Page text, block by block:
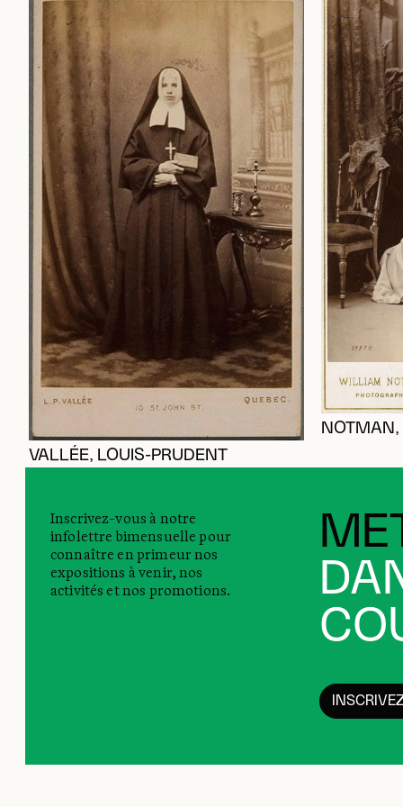
VALLÉE, LOUIS-PRUDENT
Inscrivez-vous à notre
infolettre bimensuelle pour
connaître en primeur nos
expositions à venir, nos
activités et nos promotions.